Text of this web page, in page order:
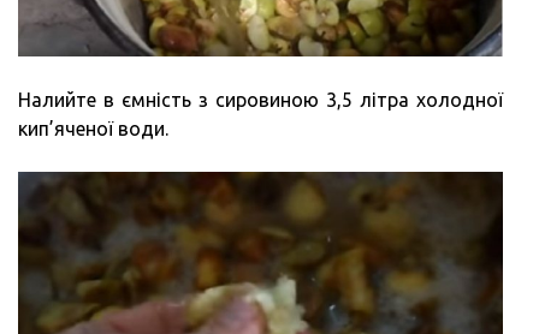
Налийте в ємність з сировиною 3,5 літра холодної
кип’яченої води.